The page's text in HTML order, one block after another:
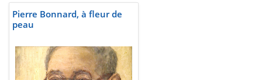
Pierre Bonnard, à fleur de
peau